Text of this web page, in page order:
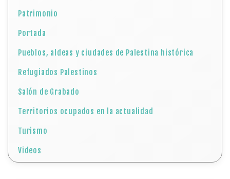
Patrimonio
Portada
Pueblos, aldeas y ciudades de Palestina histórica
Refugiados Palestinos
Salón de Grabado
Territorios ocupados en la actualidad
Turismo
Videos